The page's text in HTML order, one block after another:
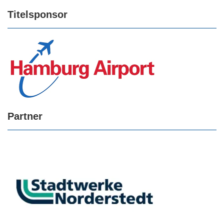
Titelsponsor
Partner